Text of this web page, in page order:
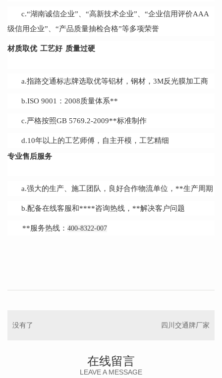
c.“湖南诚信企业”、“高新技术企业”、“企业信用评价AAA
级信用企业”、“产品质量抽检合格”等多项荣誉
材质取优 工艺好 质量过硬
a.指路交通标志牌选取优等铝材，钢材，3M反光膜加工商
b.ISO 9001：2008质量体系**
c.严格按照GB 5769.2-2009**标准制作
d.10年以上的工艺师傅，自主开模，工艺精细
专业售后服务
a.强大的生产、施工团队，良好合作物流单位，**生产周期
b.配备在线客服和****咨询热线，**解决客户问题
**服务热线： 400-8322-007
没有了 四川交通牌厂家
在线留言
LEAVE A MESSAGE